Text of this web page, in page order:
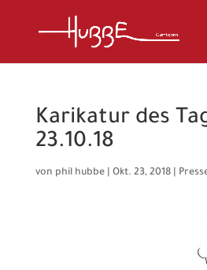
Karikatur des
23.10.18
von phil hubbe| Okt. 23, 2018|